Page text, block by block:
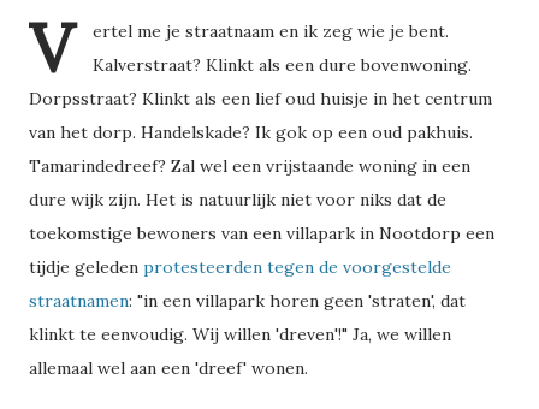
V
ertel me je straatnaam en ik zeg wie je bent.
Kalverstraat? Klinkt als een dure bovenwoning.
Dorpsstraat? Klinkt als een lief oud huisje in het centrum
van het dorp. Handelskade? Ik gok op een oud pakhuis.
Tamarindedreef? Zal wel een vrijstaande woning in een
dure wijk zijn. Het is natuurlijk niet voor niks dat de
toekomstige bewoners van een villapark in Nootdorp een
tijdje geleden protesteerden tegen de voorgestelde
straatnamen: "in een villapark horen geen 'straten', dat
klinkt te eenvoudig. Wij willen 'dreven'!" Ja, we willen
allemaal wel aan een 'dreef' wonen.